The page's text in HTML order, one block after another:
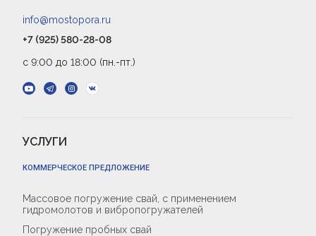
info@mostopora.ru
+7 (925) 580-28-08
с 9:00 до 18:00 (пн.-пт.)
УСЛУГИ
КОММЕРЧЕСКОЕ ПРЕДЛОЖЕНИЕ
Массовое погружение свай, с применением
гидромолотов и вибропогружателей
Погружение пробных свай